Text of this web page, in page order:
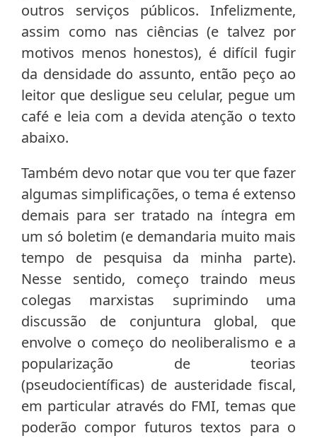
outros serviços públicos. Infelizmente,
assim como nas ciências (e talvez por
motivos menos honestos), é difícil fugir
da densidade do assunto, então peço ao
leitor que desligue seu celular, pegue um
café e leia com a devida atenção o texto
abaixo.
Também devo notar que vou ter que fazer
algumas simplificações, o tema é extenso
demais para ser tratado na íntegra em
um só boletim (e demandaria muito mais
tempo de pesquisa da minha parte).
Nesse sentido, começo traindo meus
colegas marxistas suprimindo uma
discussão de conjuntura global, que
envolve o começo do neoliberalismo e a
popularização de teorias
(pseudocientíficas) de austeridade fiscal,
em particular através do FMI, temas que
poderão compor futuros textos para o